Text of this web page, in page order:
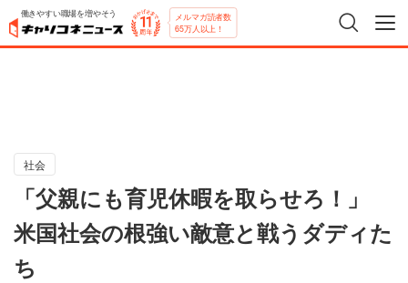
働きやすい職場を増やそう メルマガ読者数
65万人以上！
社会
「父親にも育児休暇を取らせろ！」
米国社会の根強い敵意と戦うダディた
ち